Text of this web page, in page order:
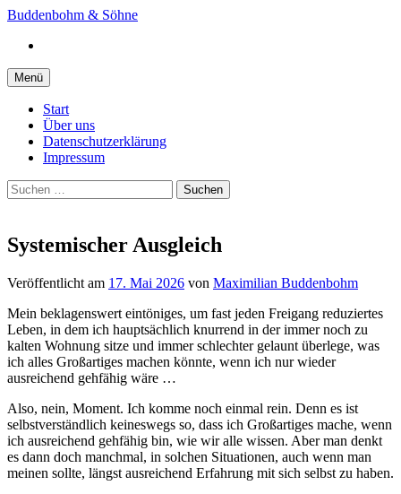
Springe
Inhalt
Buddenbohm & Söhne
Menü
Start
Über uns
Datenschutzerklärung
Impressum
Suchen
nach:
Systemischer Ausgleich
Veröffentlicht am 17. Mai 2026 von Maximilian Buddenbohm
Mein beklagenswert eintöniges, um fast jeden Freigang reduziertes
Leben, in dem ich hauptsächlich knurrend in der immer noch zu
kalten Wohnung sitze und immer schlechter gelaunt überlege, was
ich alles Großartiges machen könnte, wenn ich nur wieder
ausreichend gehfähig wäre …
Also, nein, Moment. Ich komme noch einmal rein. Denn es ist
selbstverständlich keineswegs so, dass ich Großartiges mache, wenn
ich ausreichend gehfähig bin, wie wir alle wissen. Aber man denkt
es dann doch manchmal, in solchen Situationen, auch wenn man
meinen sollte, längst ausreichend Erfahrung mit sich selbst zu haben.